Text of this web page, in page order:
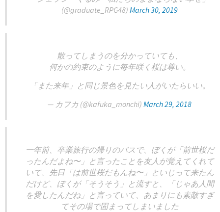
(@graduate_RPG48) March 30, 2019
散ってしまうのを分かっていても、
何かの約束のように毎年咲く桜は尊い。
「また来年」と同じ景色を見たい人がいたらいい。
— カフカ (@kafuka_monchi) March 29, 2018
一年前、卒業旅行の帰りのバスで、ぼくが「前世桜だ
ったんだよね〜」と言ったことを友人が覚えてくれて
いて、先日「は前世桜だもんね〜」といじって来たん
だけど、ぼくが「そうそう」と流すと、「じゃあ人間
を愛したんだね」と言っていて、あまりにも素敵すぎ
てその場で固まってしまいました